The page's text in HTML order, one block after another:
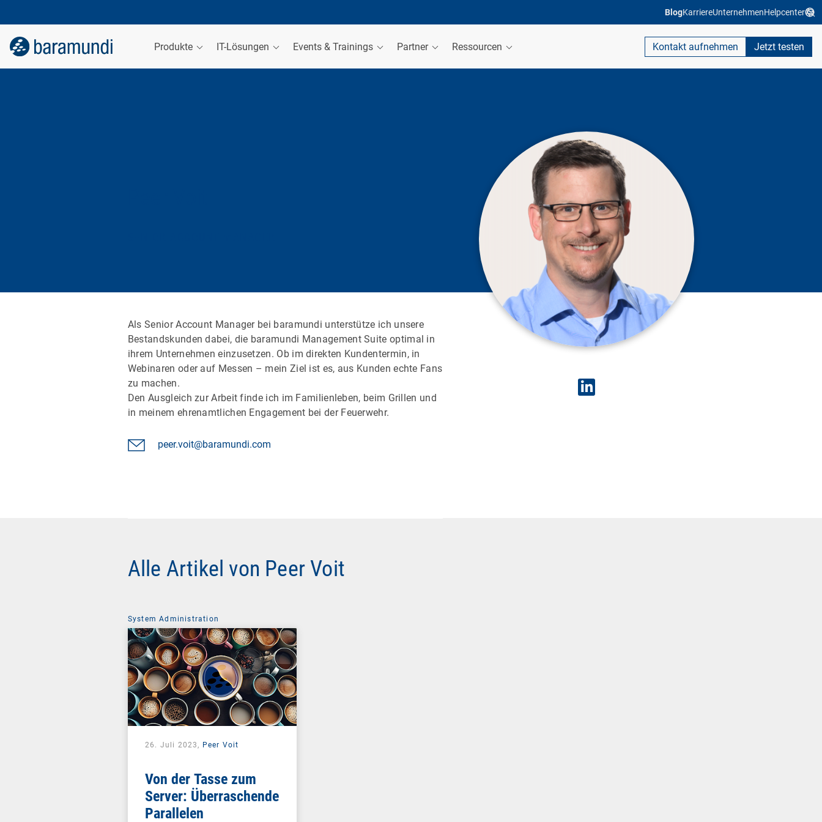
BlogKarriereUnternehmenHelpcenter
Produkte IT-Lösungen Events & Trainings Partner Ressourcen Kontakt aufnehmen Jetzt testen
Als Senior Account Manager bei baramundi unterstütze ich unsere
Bestandskunden dabei, die baramundi Management Suite optimal in
ihrem Unternehmen einzusetzen. Ob im direkten Kundentermin, in
Webinaren oder auf Messen – mein Ziel ist es, aus Kunden echte Fans
zu machen.
Den Ausgleich zur Arbeit finde ich im Familienleben, beim Grillen und
in meinem ehrenamtlichen Engagement bei der Feuerwehr.
peer.voit@baramundi.com
Alle Artikel von Peer Voit
System Administration
26. Juli 2023, Peer Voit
Von der Tasse zum
Server: Überraschende
Parallelen